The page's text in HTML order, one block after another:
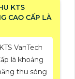
KTS
CAO CẤP LÀ
VanTech
là khoảng
thu sóng